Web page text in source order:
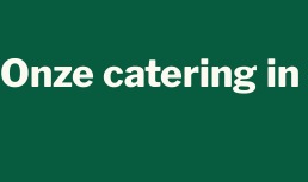
Onze catering